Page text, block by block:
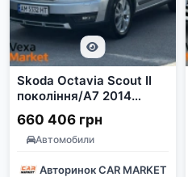
Skoda Octavia Scout II
покоління/A7 2014
Дизель 2.0л Автомат
Сірий
660 406 грн
Автомобили
Авторинок CAR MARKET